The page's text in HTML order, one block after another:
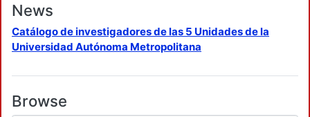
News
Catálogo de investigadores de las 5 Unidades de la
Universidad Autónoma Metropolitana
Browse